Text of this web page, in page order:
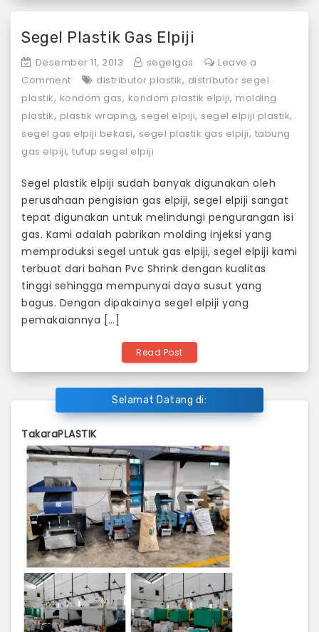
Segel Plastik Gas Elpiji
Desember 11, 2013 segelgas
Leave a
Commenton
Segel
Plastik
Gas
Elpiji
distributor plastik, distributor segel
plastik, kondom gas, kondom plastik elpiji, molding
plastik, plastik wraping, segel elpiji, segel elpiji plastik,
segel gas elpiji bekasi, segel plastik gas elpiji, tabung
gas elpiji, tutup segel elpiji
Segel plastik elpiji sudah banyak digunakan oleh
perusahaan pengisian gas elpiji, segel elpiji sangat
tepat digunakan untuk melindungi pengurangan isi
gas. Kami adalah pabrikan molding injeksi yang
memproduksi segel untuk gas elpiji, segel elpiji kami
terbuat dari bahan Pvc Shrink dengan kualitas
tinggi sehingga mempunyai daya susut yang
bagus. Dengan dipakainya segel elpiji yang
pemakaiannya […]
Read Post
Selamat Datang di:
TakaraPLASTIK